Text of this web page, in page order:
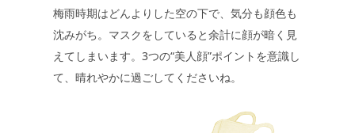
梅雨時期はどんよりした空の下で、気分も顔色も
沈みがち。マスクをしていると余計に顔が暗く見
えてしまいます。3つの“美人顔”ポイントを意識し
て、晴れやかに過ごしてくださいね。